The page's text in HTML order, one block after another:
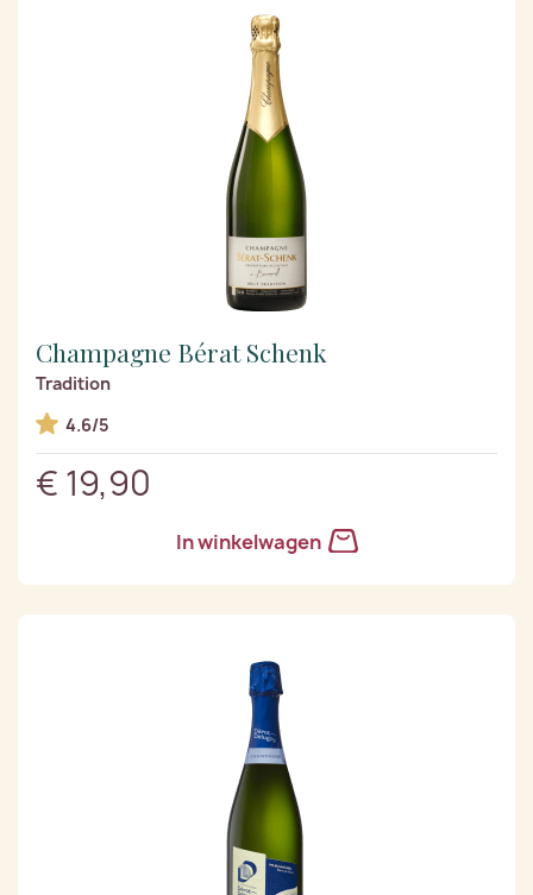
Champagne Bérat Schenk
Tradition
4.6/5
€ 19,90
In winkelwagen